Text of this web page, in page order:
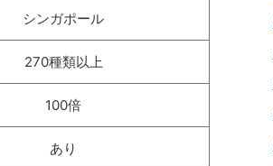
シンガポール
270種類以上
100倍
あり